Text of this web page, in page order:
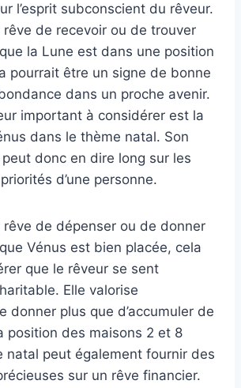
l’esprit subconscient du rêveur.
rêve de recevoir ou de trouver
la Lune est dans une position
pourrait être un signe de bonne
dans un proche avenir.
important à considérer est la
dans le thème natal. Son
donc en dire long sur les
d’une personne.
rêve de dépenser ou de donner
Vénus est bien placée, cela
que le rêveur se sent
Elle valorise
donner plus que d’accumuler de
position des maisons 2 et 8
natal peut également fournir des
sur un rêve financier.